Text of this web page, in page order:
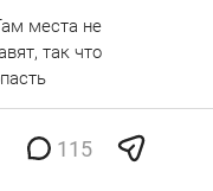
места не
так что
115